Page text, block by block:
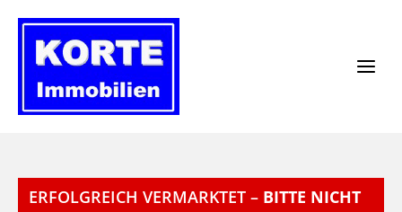
Inhalt
springen
ERFOLGREICH VERMARKTET – BITTE NICHT